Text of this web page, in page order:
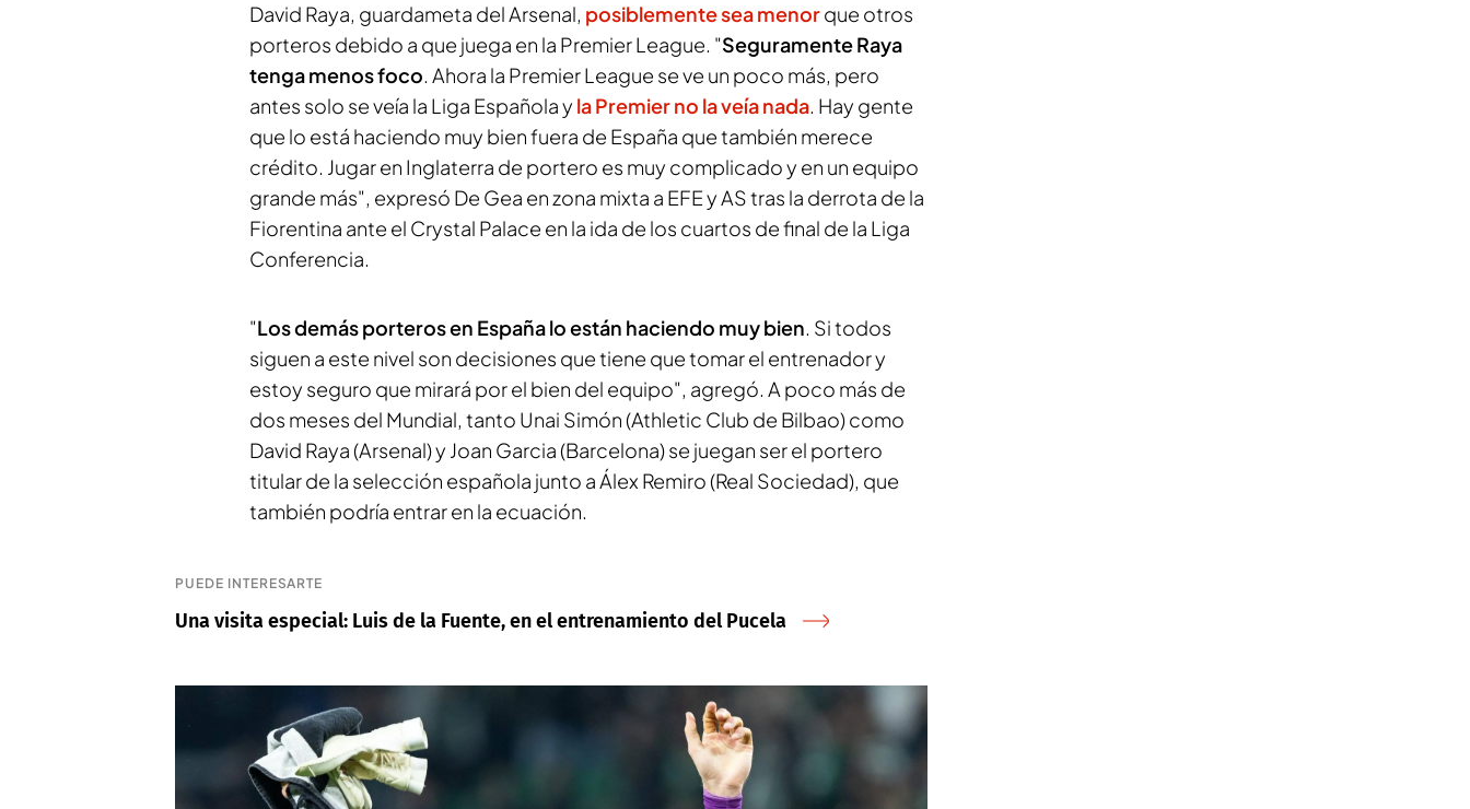
David Raya, guardameta del Arsenal, posiblemente sea menorque otros
porteros debido a que juega en la Premier League. "Seguramente Raya
tenga menos foco. Ahora la Premier League se ve un poco más, pero
antes solo se veía la Liga Española y la Premier no la veía nada. Hay gente
que lo está haciendo muy bien fuera de España que también merece
crédito. Jugar en Inglaterra de portero es muy complicado y en un equipo
grande más", expresó De Gea en zona mixta a EFE y AStras la derrota de la
Fiorentina ante el Crystal Palace en la ida de los cuartos de final de la Liga
Conferencia.
"Los demás porteros en España lo están haciendo muy bien. Si todos
siguen a este nivel son decisiones que tiene que tomar el entrenador y
estoy seguro que mirará por el bien del equipo", agregó. A poco más de
dos meses del Mundial, tanto Unai Simón (Athletic Club de Bilbao) como
David Raya (Arsenal) y Joan Garcia (Barcelona) se juegan ser el portero
titular de la selección española junto a Álex Remiro (Real Sociedad), que
también podría entrar en la ecuación.
PUEDE INTERESARTE
Una visita especial: Luis de la Fuente, en el entrenamiento del Pucela